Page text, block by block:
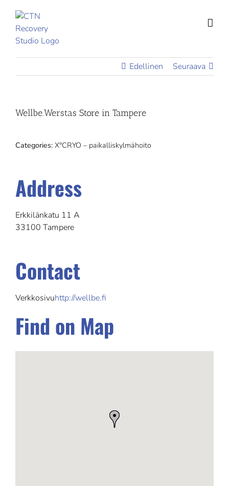
content
Edellinen Seuraava
Wellbe.Werstas Store in Tampere
Categories: X°CRYO – paikalliskylmähoito
Address
Erkkilänkatu 11 A
33100 Tampere
Contact
Verkkosivuhttp://wellbe.fi
Find on Map